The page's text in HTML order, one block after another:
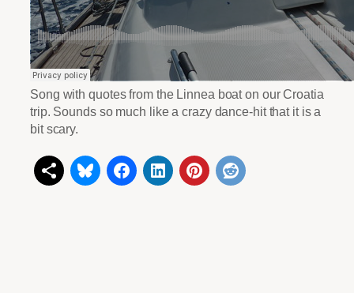
Song with quotes from the Linnea boat on our Croatia
trip. Sounds so much like a crazy dance-hit that it is a
bit scary.